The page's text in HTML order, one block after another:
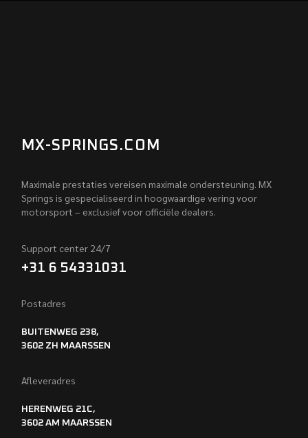
MX-SPRINGS.COM
Maximale prestaties vereisen maximale ondersteuning. MX
Springs is gespecialiseerd in hoogwaardige vering voor
motorsport – exclusief voor officiële dealers.
Support center 24/7
+31 6 54331031
Postadres
BUITENWEG 238,
3602 ZH MAARSSEN
Afleveradres
HERENWEG 21C,
3602 AM MAARSSEN